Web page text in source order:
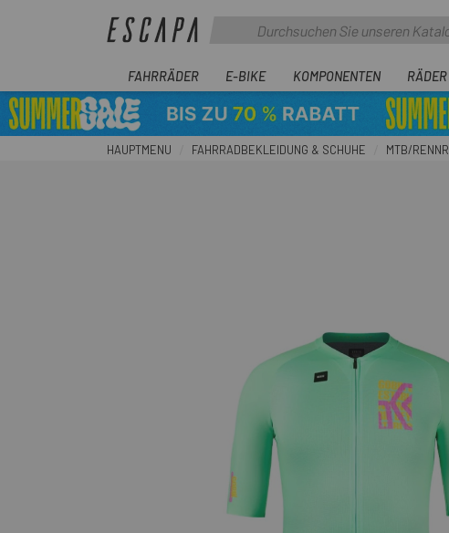
FAHRRÄDER E-BIKE KOMPONENTEN RÄDER
HAUPTMENU FAHRRADBEKLEIDUNG & SCHUHE MTB/